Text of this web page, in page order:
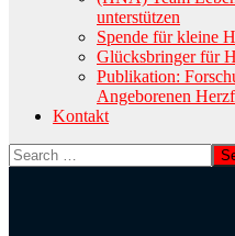
unterstützen
Spende für kleine
Glücksbringer für
Publikation:
Angeborenen
Kontakt